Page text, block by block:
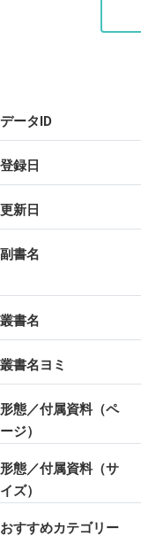
データID
登録日
更新日
副書名
叢書名
叢書名ヨミ
形態／付属資料（ペ
ージ）
形態／付属資料（サ
イズ）
おすすめカテゴリー